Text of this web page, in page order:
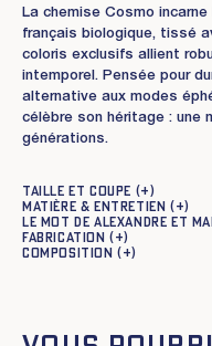
La chemise Cosmo
français biologique, tissé
coloris exclusifs allient
intemporel. Pensée pour
alternative aux modes
célèbre son héritage : une
générations.
Taille et coupe
Matière & entretien
Le mot de Alexandre et
Fabrication
Composition